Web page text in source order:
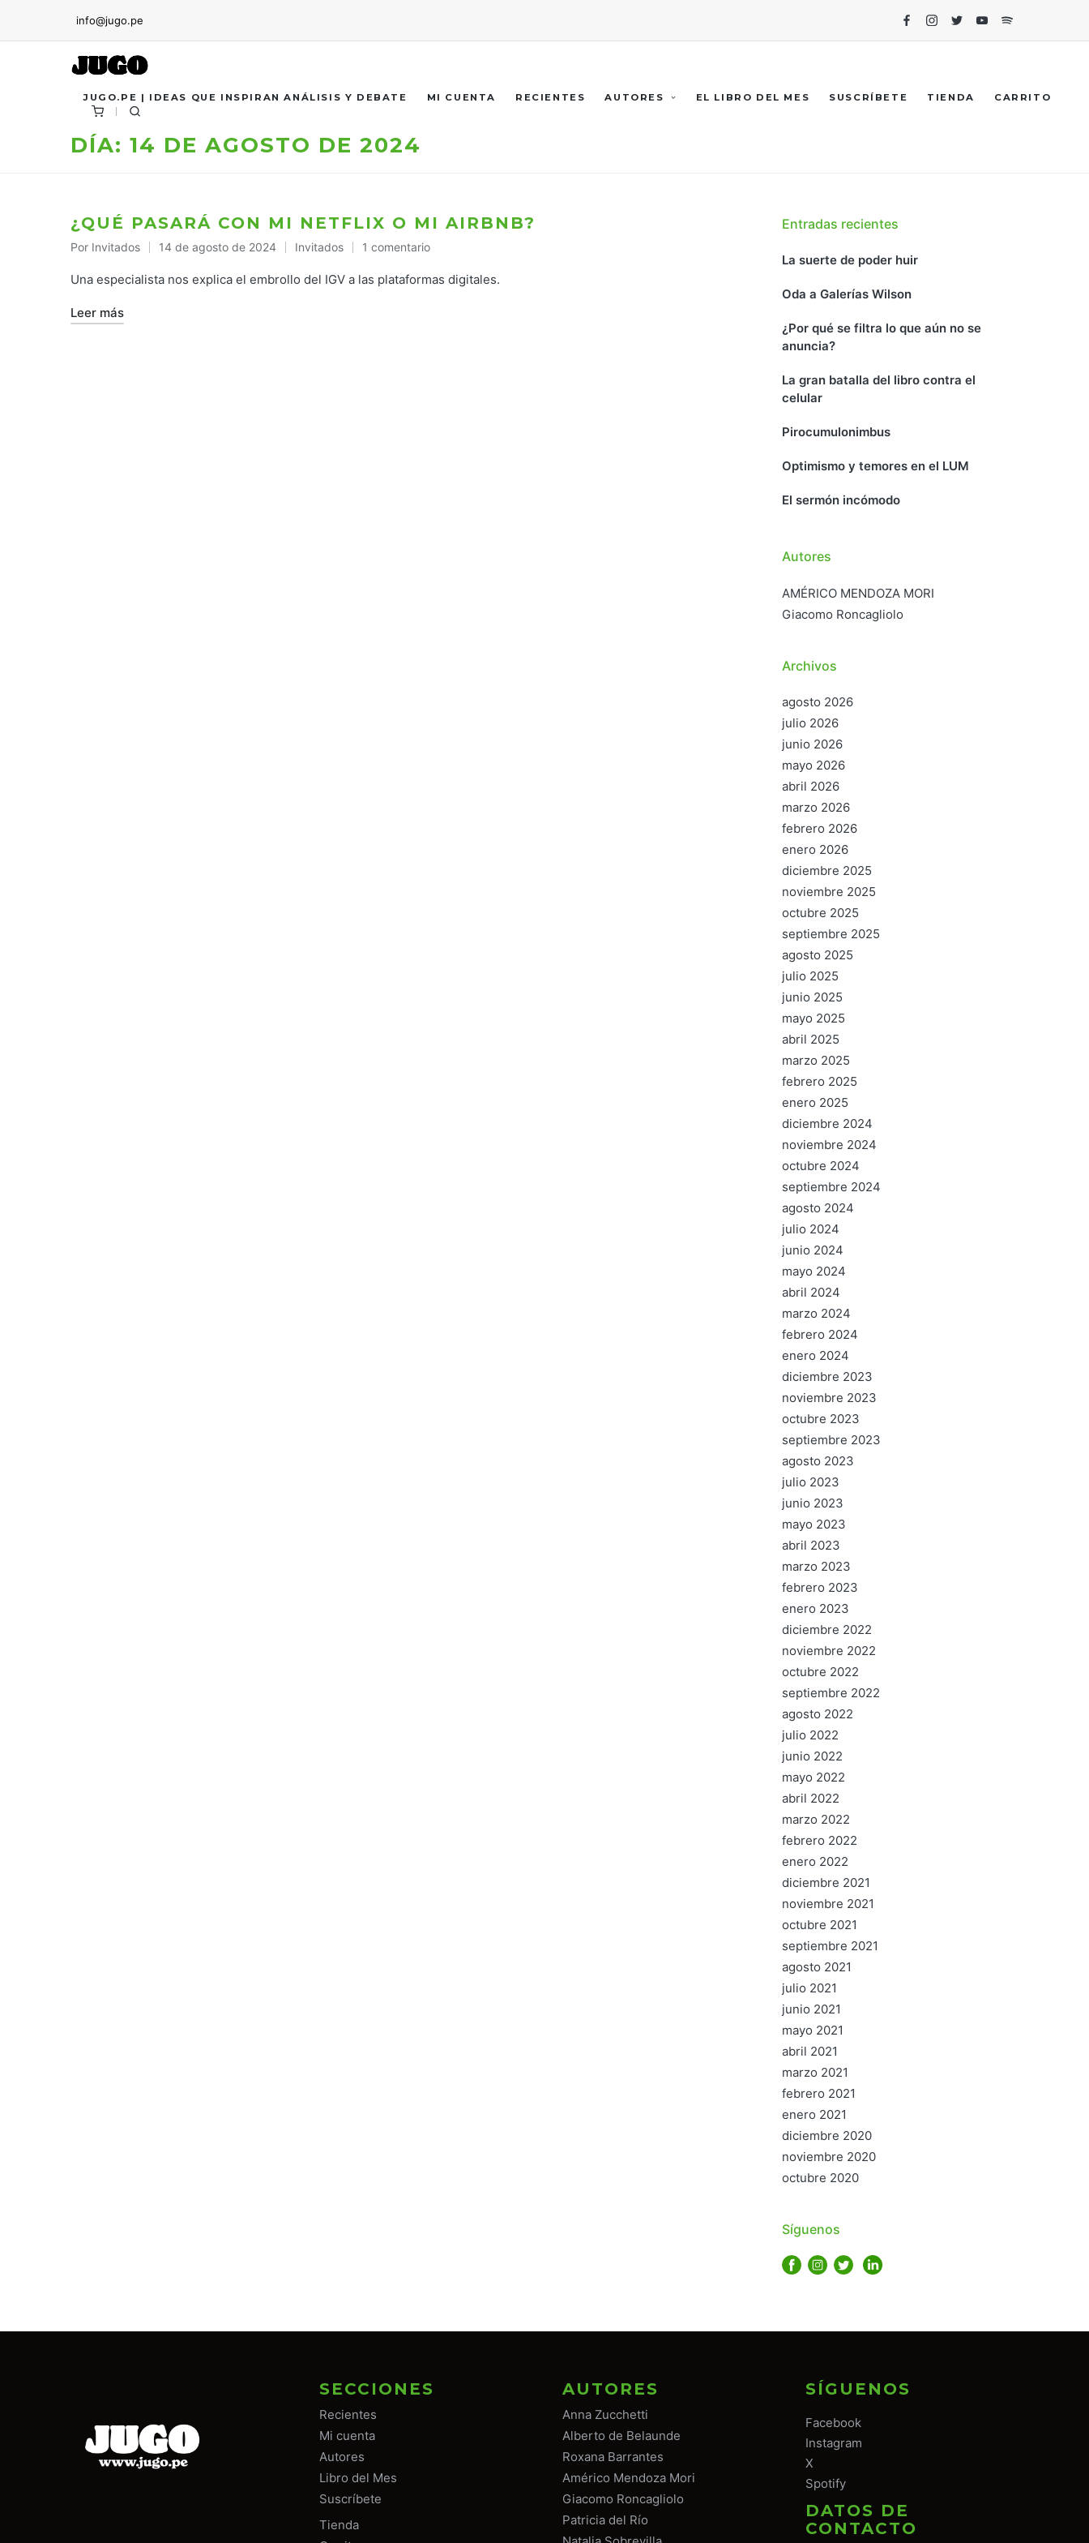
info@jugo.pe
FacebookInstagram
TwitterYoutubeSpotify
JUGO.PE | IDEAS QUE INSPIRAN ANÁLISIS Y DEBATE MI CUENTA RECIENTES AUTORES EL LIBRO DEL MES SUSCRÍBETE TIENDA CARRITO
DÍA: 14 DE AGOSTO DE 2024
¿QUÉ PASARÁ CON MI NETFLIX O MI AIRBNB?
Publicado
por
Por Invitados 14 de agosto de 2024
Publicado
en
Invitados 1 comentario
Una especialista nos explica el embrollo del IGV a las plataformas digitales.
Leer más
Entradas recientes
La suerte de poder huir
Oda a Galerías Wilson
¿Por qué se filtra lo que aún no se
anuncia?
La gran batalla del libro contra el
celular
Pirocumulonimbus
Optimismo y temores en el LUM
El sermón incómodo
Autores
AMÉRICO MENDOZA MORI
Giacomo Roncagliolo
Archivos
agosto 2026
julio 2026
junio 2026
mayo 2026
abril 2026
marzo 2026
febrero 2026
enero 2026
diciembre 2025
noviembre 2025
octubre 2025
septiembre 2025
agosto 2025
julio 2025
junio 2025
mayo 2025
abril 2025
marzo 2025
febrero 2025
enero 2025
diciembre 2024
noviembre 2024
octubre 2024
septiembre 2024
agosto 2024
julio 2024
junio 2024
mayo 2024
abril 2024
marzo 2024
febrero 2024
enero 2024
diciembre 2023
noviembre 2023
octubre 2023
septiembre 2023
agosto 2023
julio 2023
junio 2023
mayo 2023
abril 2023
marzo 2023
febrero 2023
enero 2023
diciembre 2022
noviembre 2022
octubre 2022
septiembre 2022
agosto 2022
julio 2022
junio 2022
mayo 2022
abril 2022
marzo 2022
febrero 2022
enero 2022
diciembre 2021
noviembre 2021
octubre 2021
septiembre 2021
agosto 2021
julio 2021
junio 2021
mayo 2021
abril 2021
marzo 2021
febrero 2021
enero 2021
diciembre 2020
noviembre 2020
octubre 2020
Síguenos
SECCIONES
Recientes
Mi cuenta
Autores
Libro del Mes
Suscríbete
Tienda
AUTORES
Anna Zucchetti
Alberto de Belaunde
Roxana Barrantes
Américo Mendoza Mori
Giacomo Roncagliolo
Patricia del Río
SÍGUENOS
Facebook
Instagram
X
Spotify
DATOS DE
CONTACTO